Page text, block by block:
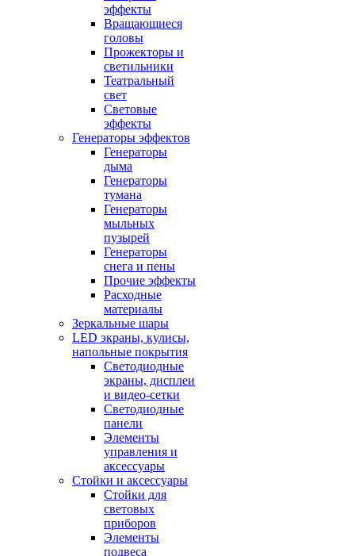
эффекты
Вращающиеся
головы
Прожекторы и
светильники
Театральный
свет
Световые
эффекты
Генераторы эффектов
Генераторы
дыма
Генераторы
тумана
Генераторы
мыльных
пузырей
Генераторы
снега и пены
Прочие эффекты
Расходные
материалы
Зеркальные шары
LED экраны, кулисы,
напольные покрытия
Светодиодные
экраны, дисплеи
и видео-сетки
Светодиодные
панели
Элементы
управления и
аксессуары
Стойки и аксессуары
Стойки для
световых
приборов
Элементы
подвеса